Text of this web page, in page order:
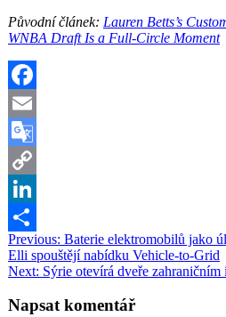
Původní článek: Lauren Betts’s
WNBA Draft Is a Full-Circle Moment
Facebook
Email
Google
Translate
Copy
Link
LinkedIn
Share
Navigace
pro
Previous: Baterie elektromobilů jako
Elli spouštějí nabídku Vehicle-to-Grid
Next: Sýrie otevírá dveře zahraničním
Napsat komentář